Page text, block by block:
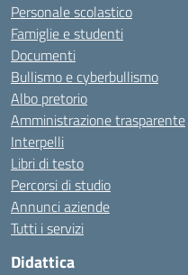
Personale scolastico
Famiglie e studenti
Documenti
Bullismo e cyberbullismo
Albo pretorio
Amministrazione trasparente
Interpelli
Libri di testo
Percorsi di studio
Annunci aziende
Tutti i servizi
Didattica